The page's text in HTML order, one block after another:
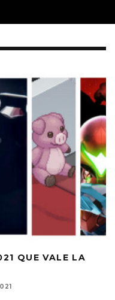
QUE VALE LA